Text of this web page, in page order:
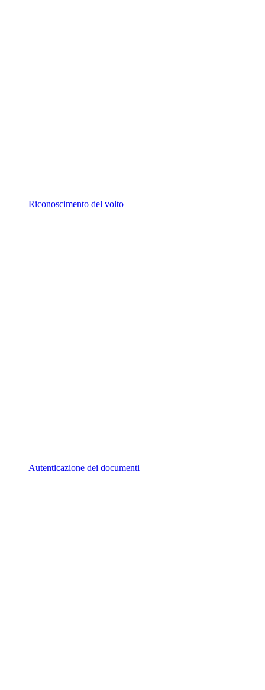
Riconoscimento del volto
Autenticazione dei documenti